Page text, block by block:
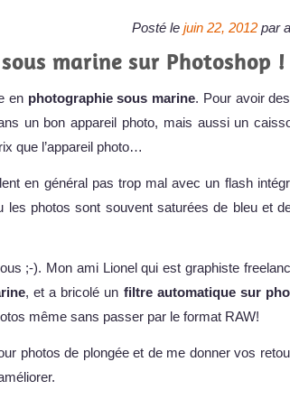
Posté le juin 22, 2012 par
marine sur Photoshop !
en photographie sous marine. Pour avoir
un bon appareil photo, mais aussi un
que l’appareil photo…
en général pas trop mal avec un flash
les photos sont souvent saturées de bleu et
;-). Mon ami Lionel qui est graphiste
, et a bricolé un filtre automatique sur
même sans passer par le format RAW!
photos de plongée et de me donner vos